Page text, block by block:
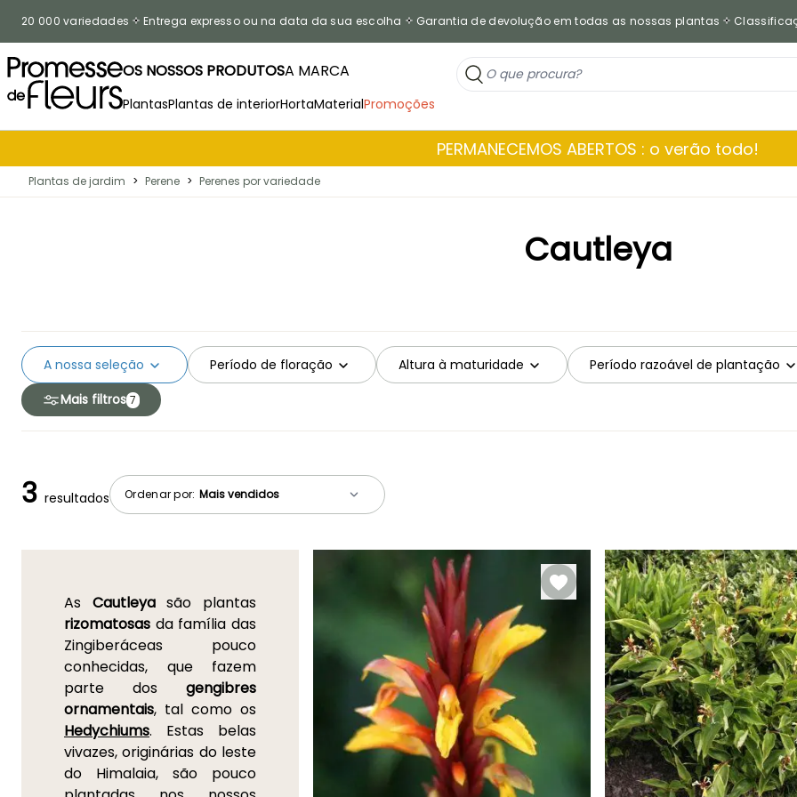
20 000 variedades Entrega expresso ou na data da sua escolha Garantia de devolução em todas as nossas plantas
OS NOSSOS PRODUTOSA MARCA
PlantasPlantas de interiorHortaMaterialPromoções
PERMANECEMOS ABERTOS : o verão todo!
Plantas de jardim > Perene > Perenes por variedade
Cautleya
Período de floração Altura à maturidade Período razoável de plantação
A nossa seleção
Mais filtros 7
Ordenar por:
3 resultados
As Cautleyasão plantas
rizomatosas da família das
Zingiberáceas pouco
conhecidas, que fazem
parte dos gengibres
ornamentais, tal como os
Hedychiums. Estas belas
vivazes, originárias do leste
do Himalaia, são pouco